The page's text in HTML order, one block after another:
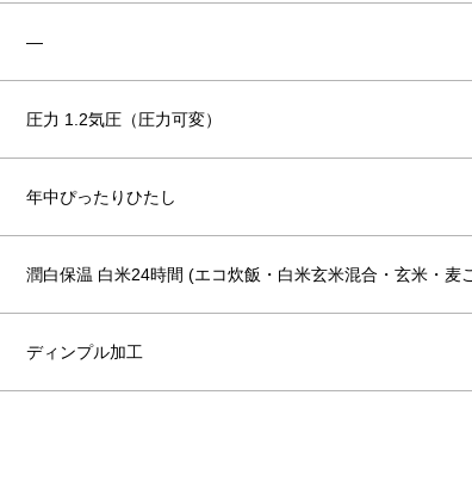
―
圧力 1.2気圧（圧力可変）
年中ぴったりひたし
潤白保温 白米24時間 (エコ炊飯・白米玄米混合・玄米・麦
ディンプル加工